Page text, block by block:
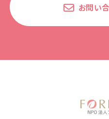
お問い